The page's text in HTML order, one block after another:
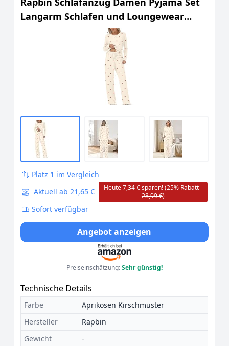
Langarm Schlafen und Loungewear
Damen Kirschen Schlafhose mit Taschen
Herbst Lang Hausanzug
Zweiteiliger(Aprikosen Kirschmuster M)
Platz 1 im Vergleich
Aktuell ab 21,65 €
Heute 7,34 € sparen! (25% Rabatt -
28,99 €)
Sofort verfügbar
Angebot anzeigen
Preiseinschätzung:Sehr günstig!
Technische Details
Farbe
Aprikosen Kirschmuster
Hersteller
Rapbin
Gewicht
-